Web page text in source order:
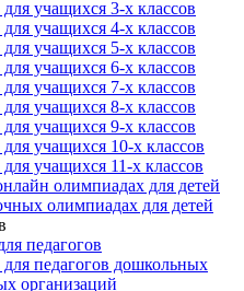
учащихся 3-х классов
учащихся 4-х классов
учащихся 5-х классов
учащихся 6-х классов
учащихся 7-х классов
учащихся 8-х классов
учащихся 9-х классов
учащихся 10-х классов
учащихся 11-х классов
олимпиадах для детей
олимпиадах для детей
педагогов
педагогов дошкольных
организаций